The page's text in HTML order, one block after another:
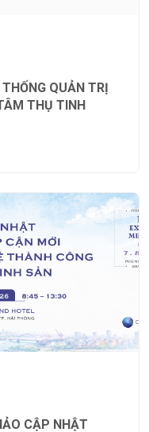
QUẢN TRỊ
THỤ TINH
CẬP NHẬT